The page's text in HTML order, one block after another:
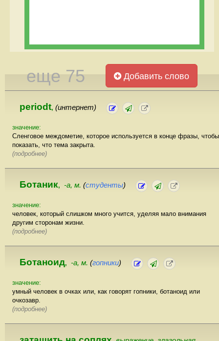
еще 75 Добавить слово
periodt, (интернет)
значение:
Сленговое междометие, которое используется в конце фразы, чтобы
показать, что тема закрыта.
(подробнее)
Ботаник, -а, м. (студенты)
значение:
человек, который слишком много учится, уделяя мало внимания
другим сторонам жизни.
(подробнее)
Ботаноид, -а, м. (гопники)
значение:
умный человек в очках или, как говорят гопники, ботаноид или
очкозавр.
(подробнее)